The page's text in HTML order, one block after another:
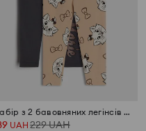
Набір з 2 бавовняних легінсів Marie
UAH 229UAH